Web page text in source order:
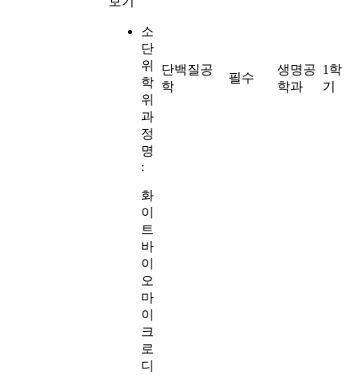
소
단
위
학
위
과
정
명
:
화
이
트
바
이
오
마
이
크
로
디
단백질공
학
필수
생명공
학과
1학
기